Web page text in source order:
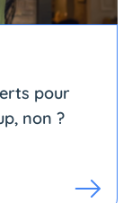
pour
non ?